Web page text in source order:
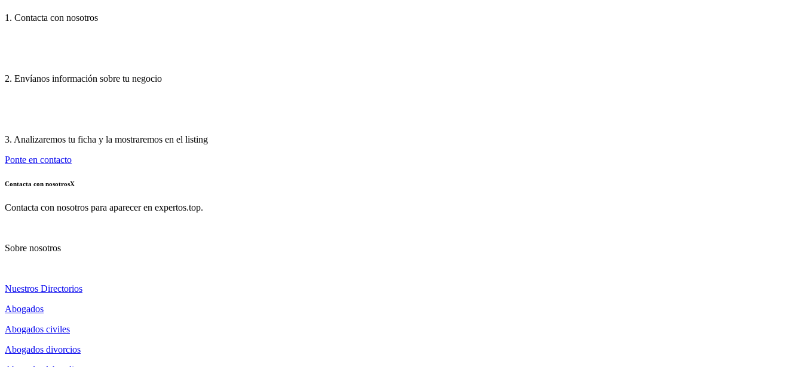
1. Contacta con nosotros
2. Envíanos información sobre tu negocio
3. Analizaremos tu ficha y la mostraremos en el listing
Ponte en contacto
Contacta con nosotrosX
Contacta con nosotros para aparecer en expertos.top.
Sobre nosotros
Nuestros Directorios
Abogados
Abogados civiles
Abogados divorcios